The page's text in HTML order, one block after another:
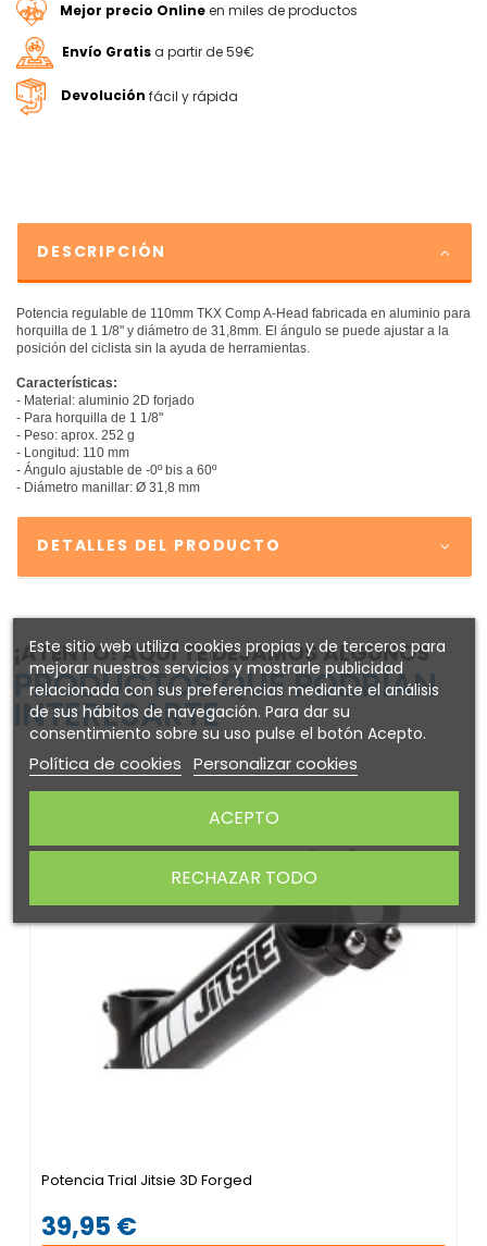
Mejor precio Onlineen miles de productos
Envío Gratisa partir de 59€
Devolución fácil y rápida
DESCRIPCIÓN
Potencia regulable de 110mm TKX Comp A-Head fabricada en aluminio para
horquilla de 1 1/8" y diámetro de 31,8mm. El ángulo se puede ajustar a la
posición del ciclista sin la ayuda de herramientas.
Características:
- Material: aluminio 2D forjado
- Para horquilla de 1 1/8"
- Peso: aprox. 252 g
- Longitud: 110 mm
- Ángulo ajustable de -0º bis a 60º
- Diámetro manillar: Ø 31,8 mm
DETALLES DEL PRODUCTO
¡ATENTO! AQUÍ TE DEJAMOS ALGUNOS
PRODUCTOS QUE PODRÍAN
INTERESARTE
Potencia Trial Jitsie 3D Forged
39,95 €
Este sitio web utiliza cookies propias y de terceros para
mejorar nuestros servicios y mostrarle publicidad
relacionada con sus preferencias mediante el análisis
de sus hábitos de navegación. Para dar su
consentimiento sobre su uso pulse el botón Acepto.
Política de cookies Personalizar cookies
RECHAZAR TODO
ACEPTO